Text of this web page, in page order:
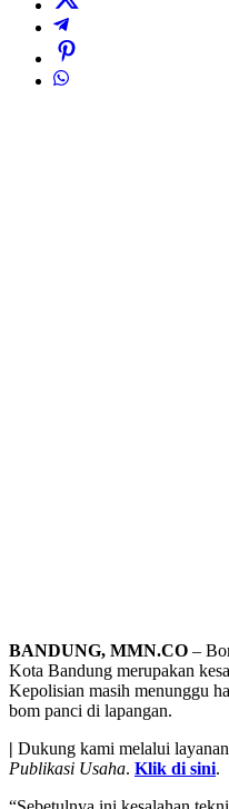
BANDUNG, MMN.CO –
Kota Bandung merupakan
Kepolisian masih menunggu
bom panci di lapangan.
| Dukung kami melalui layanan
Publikasi Usaha. Klik di sini.